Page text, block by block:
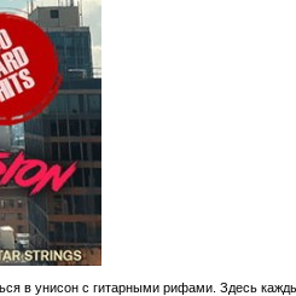
в унисон с гитарными рифами. Здесь